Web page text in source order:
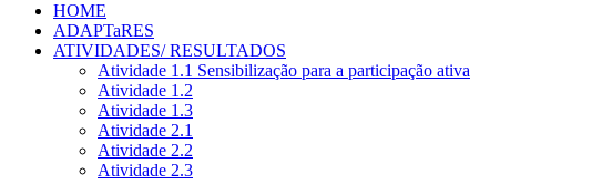
HOME
ADAPTaRES
ATIVIDADES/ RESULTADOS
Atividade 1.1 Sensibilização para a participação ativa
Atividade 1.2
Atividade 1.3
Atividade 2.1
Atividade 2.2
Atividade 2.3